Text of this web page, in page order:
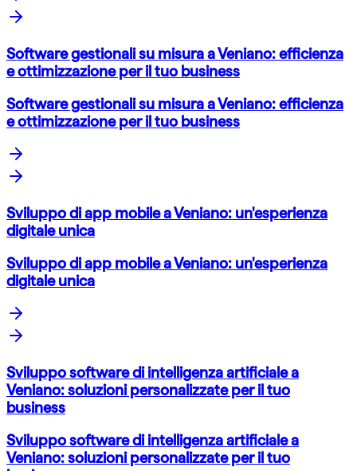
Software gestionali su misura a Veniano: efficienza
e ottimizzazione per il tuo business
Software gestionali su misura a Veniano: efficienza
e ottimizzazione per il tuo business
Sviluppo di app mobile a Veniano: un'esperienza
digitale unica
Sviluppo di app mobile a Veniano: un'esperienza
digitale unica
Sviluppo software di intelligenza artificiale a
Veniano: soluzioni personalizzate per il tuo
business
Sviluppo software di intelligenza artificiale a
Veniano: soluzioni personalizzate per il tuo